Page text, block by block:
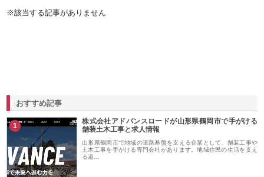
※該当する記事がありません
おすすめ記事
1
株式会社アドバンスロードが山形県鶴岡市で手がける
舗装土木工事と求人情報
山形県鶴岡市で地域の道路基盤を支える企業として、舗装工事や
土木工事を手がける専門会社があります。地域住民の生活を支え
る道…